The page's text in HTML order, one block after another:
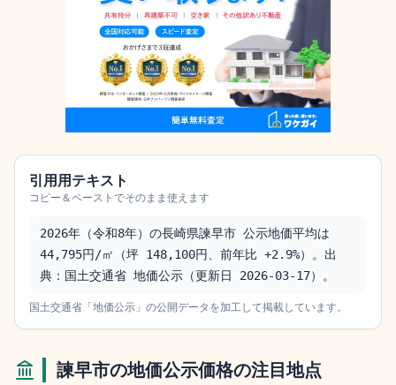
引用用テキスト
コピー＆ペーストでそのまま使えます
2026年（令和8年）の長崎県諫早市 公示地価平均は
44,795円/㎡（坪 148,100円、前年比 +2.9%）。出
典：国土交通省 地価公示（更新日 2026-03-17）。
国土交通省「地価公示」の公開データを加工して掲載しています。
諫早市の地価公示価格の注目地点